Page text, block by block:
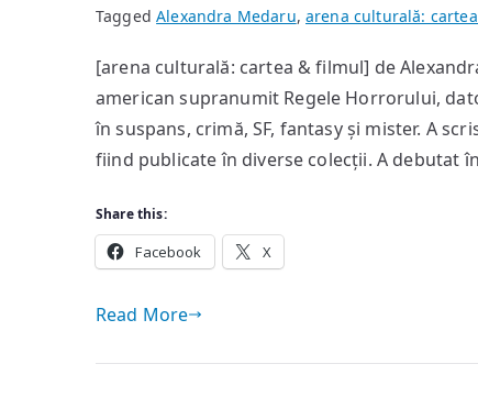
TaggedAlexandra Medaru,arena culturală:
[arena culturală: cartea & filmul] de
american supranumit Regele Horrorului,
în suspans, crimă, SF, fantasy și mister. A
fiind publicate în diverse colecții. A debutat
Share this:
Facebook X
Read More